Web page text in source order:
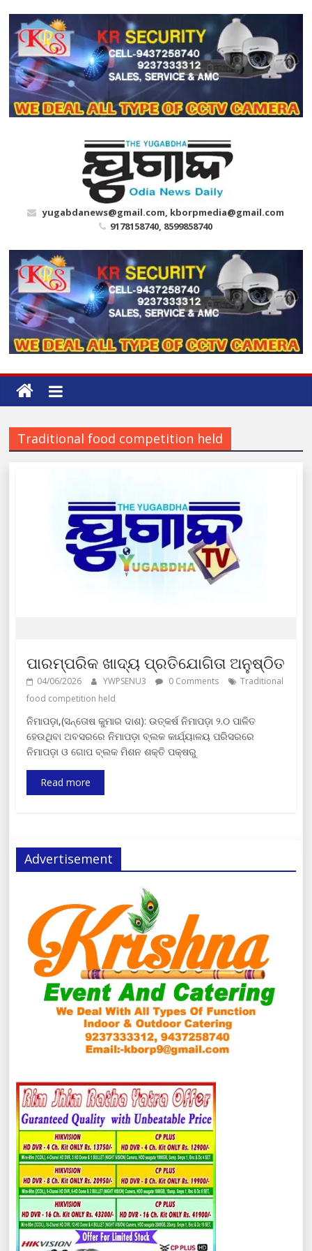
content
yugabdanews@gmail.com, kborpmedia@gmail.com
9178158740, 8599858740
Traditional food competition held
ପାରମ୍ପରିକ ଖାଦ୍ୟ ପ୍ରତିଯୋଗିତା ଅନୁଷ୍ଠିତ
04/06/2026 YWPSENU3 0 Comments
Traditional
food competition held
ନିମାପଡ଼ା,(ସନ୍ତୋଷ କୁମାର ଦାଶ): ଉତ୍କର୍ଷ ନିମାପଡ଼ା ୨.୦ ପାଳିତ
ହେଉଥିବା ଅବସରରେ ନିମାପଡ଼ା ବ୍ଲକ କାର୍ଯ୍ୟାଳୟ ପରିସରରେ
ନିମାପଡ଼ା ଓ ଗୋପ ବ୍ଲକ ମିଶନ ଶକ୍ତି ପକ୍ଷରୁ
Read more
Advertisement